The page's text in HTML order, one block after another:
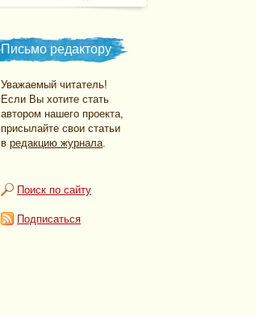
Письмо редактору
Уважаемый читатель!
Если Вы хотите стать
автором нашего проекта,
присылайте свои статьи
в редакцию журнала.
Поиск по сайту
Подписаться